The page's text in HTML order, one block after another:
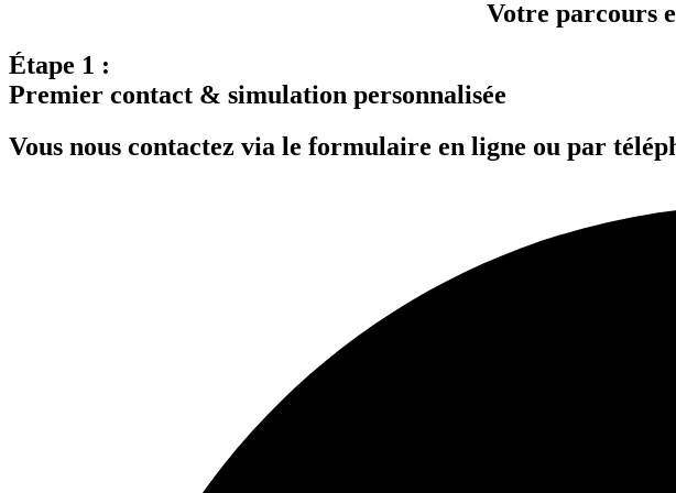
Votre parcours
Étape 1 :
Premier contact & simulation personnalisée
Vous nous contactez via le formulaire en ligne ou par